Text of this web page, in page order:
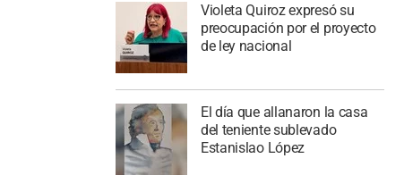
Violeta Quiroz expresó su
preocupación por el proyecto
de ley nacional
El día que allanaron la casa
del teniente sublevado
Estanislao López